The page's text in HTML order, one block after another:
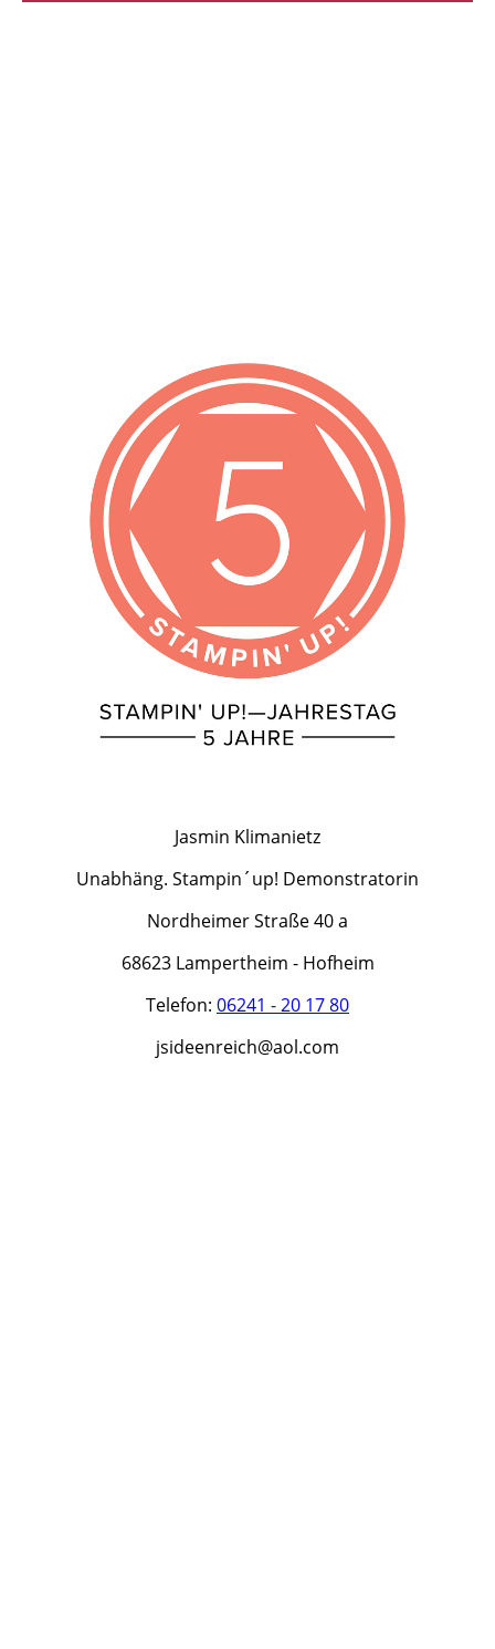
Jasmin Klimanietz
Unabhäng. Stampin´up! Demonstratorin
Nordheimer Straße 40 a
68623 Lampertheim - Hofheim
Telefon: 06241 - 20 17 80
jsideenreich@aol.com